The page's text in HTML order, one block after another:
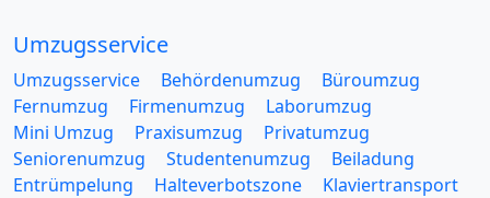
Umzugsservice
Umzugsservice Behördenumzug
Büroumzug
Fernumzug
Firmenumzug
Laborumzug
Mini Umzug
Praxisumzug
Privatumzug
Seniorenumzug
Studentenumzug
Beiladung
Entrümpelung
Halteverbotszone
Klaviertransport